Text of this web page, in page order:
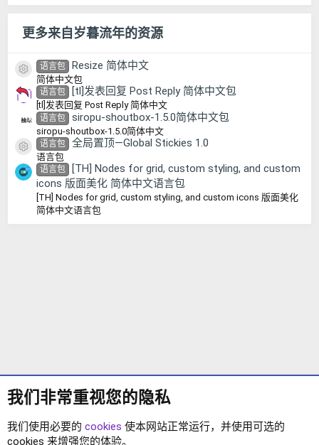
更多来自岁暮流年的资源
资源图标
语言包 Resize 简体中文
简体中文包
语言包 [tl]发表回复 Post Reply 简体中文包
[tl]发表回复 Post Reply 简体中文
语言包 siropu-shoutbox-1.5.0简体中文包
siropu-shoutbox-1.5.0简体中文
资源图标
语言包 全局置顶—Global Stickies 1.0
语言包
语言包
[TH] Nodes for grid, custom styling, and custom
icons 版面美化 简体中文语言包
[TH] Nodes for grid, custom styling, and custom icons 版面美化
简体中文语言包
我们非常重视您的隐私
我们使用必要的 cookies 使本网站正常运行，并使用可选的
cookies 来增强您的体验。